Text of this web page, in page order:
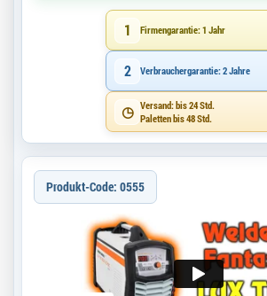
Produkt-Code: 0555
1 Firmengarantie: 1 Jahr
2 Verbrauchergarantie: 2 Jahre
◷ Versand: bis 24 Std.
Paletten bis 48 Std.